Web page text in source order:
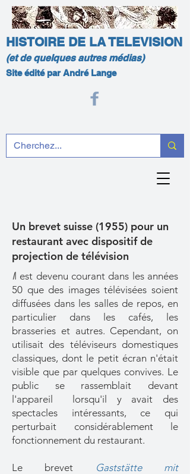
HISTOIRE DE LA TELEVISION
(et de quelques autres médias)
Site édité par André Lange
Un brevet suisse (1955) pour un
restaurant avec dispositif de
projection de télévision
Il est devenu courant dans les années
50 que des images télévisées soient
diffusées dans les salles de repos, en
particulier dans les cafés, les
brasseries et autres. Cependant, on
utilisait des téléviseurs domestiques
classiques, dont le petit écran n'était
visible que par quelques convives. Le
public se rassemblait devant
l'appareil lorsqu'il y avait des
spectacles intéressants, ce qui
perturbait considérablement le
fonctionnement du restaurant.
Le brevet
Gaststätte mit